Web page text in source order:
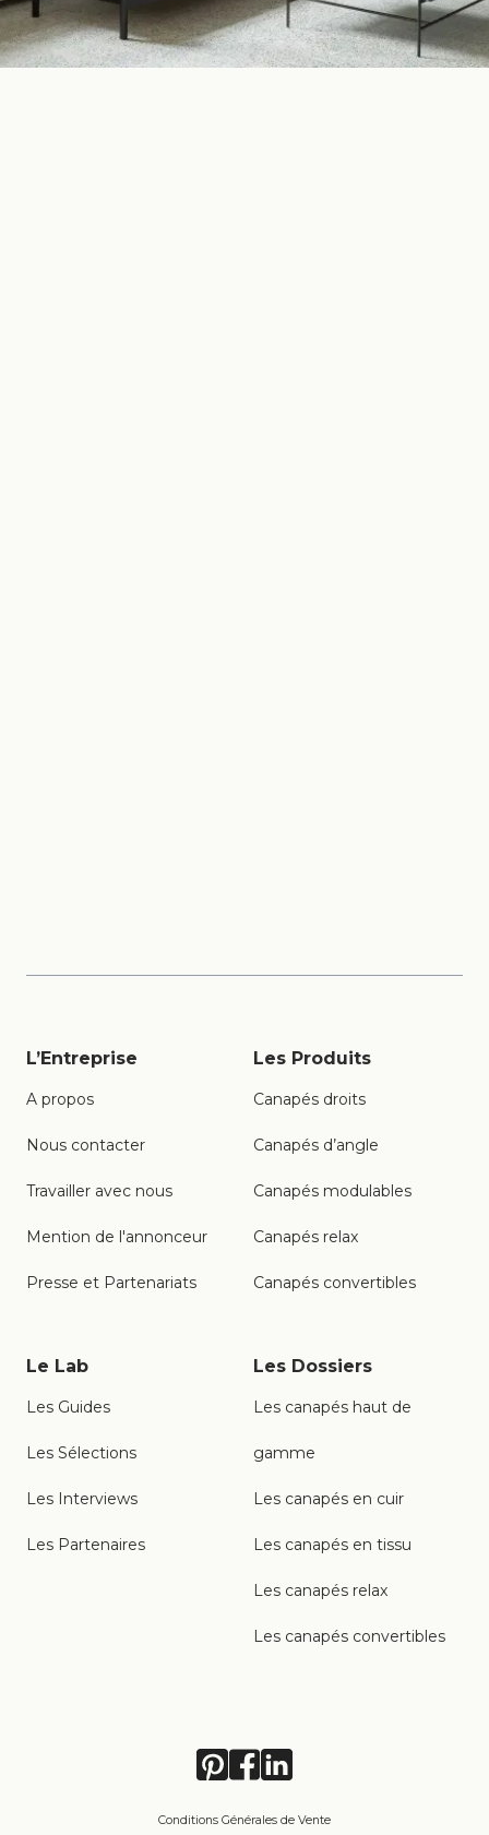
L’Entreprise
A propos
Nous contacter
Travailler avec nous
Mention de l'annonceur
Presse et Partenariats
Les Produits
Canapés droits
Canapés d’angle
Canapés modulables
Canapés relax
Canapés convertibles
Le Lab
Les Guides
Les Sélections
Les Interviews
Les Partenaires
Les Dossiers
Les canapés haut de
gamme
Les canapés en cuir
Les canapés en tissu
Les canapés relax
Les canapés convertibles
Conditions Générales de Vente